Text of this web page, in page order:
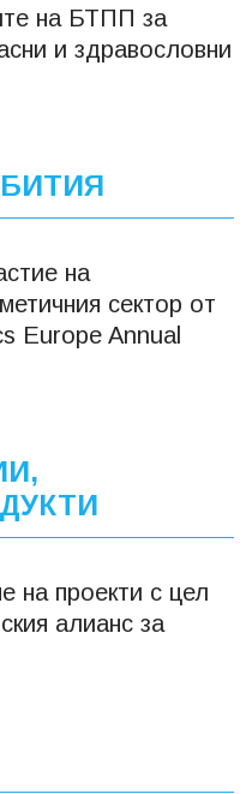
на БТПП за
и здравословни
на
сектор от
Europe Annual
на проекти с цел
алианс за